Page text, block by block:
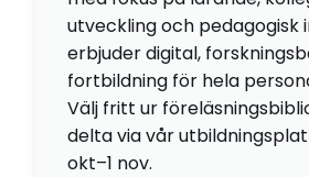
utveckling och pedagogisk
erbjuder digital,
fortbildning för hela
Välj fritt ur
delta via vår
okt–1 nov.